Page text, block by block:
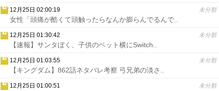
12月25日 02:00:19 未分類
女性「頭痛が酷くて頭触ったらなんか膨らんでるんで..
12月25日 01:30:42 未分類
【速報】サンタぼく、子供のベット横にSwitch..
12月25日 01:03:55 未分類
【キングダム】862話ネタバレ考察 弓兄弟の淡さ..
12月25日 01:00:51 未分類